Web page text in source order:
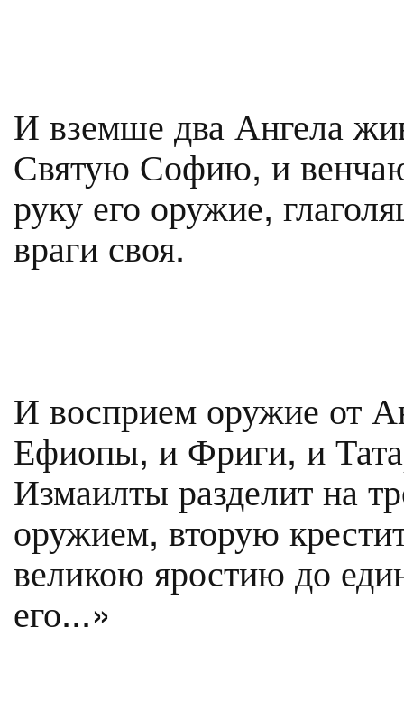
И вземше два Ангела
Святую Софию, и
руку его оружие,
враги своя.
И восприем оружие от
Ефиопы, и Фриги, и
Измаилты разделит на
оружием, вторую
великою яростию до
его...»